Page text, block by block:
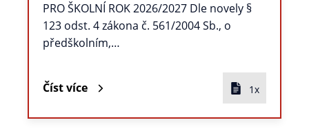
PRO ŠKOLNÍ ROK 2026/2027 Dle novely §
123 odst. 4 zákona č. 561/2004 Sb., o
předškolním,…
Číst více 1x